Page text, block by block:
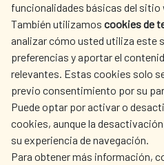
Gracias a las
Agencia de los
Desarrollo
Española de
el Desarrollo (AECID),
Nacional de Agua
(DINEPA), Mirebalais,
habitantes, tiene un
Agua y saneamiento | Haití
funcionalidades básicas del sitio
También utilizamos cookies de
analizar cómo usted utiliza este
preferencias y aportar el
relevantes. Estas cookies solo
previo consentimiento por su
Puede optar por activar o
cookies, aunque la
su experiencia de navegación.
Para obtener más información,